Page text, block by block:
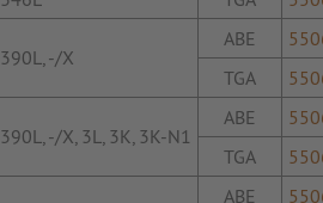
390L, -/X
ABE
TGA
390L, -/X, 3L, 3K, 3K-N1
ABE
TGA
ABE